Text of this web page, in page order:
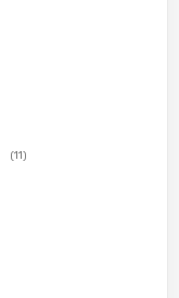
(11)